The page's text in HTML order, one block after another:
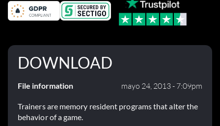
DOWNLOAD
File information mayo 24, 2013 - 7:09pm
Trainers are memory resident programs that alter the
behavior of a game.